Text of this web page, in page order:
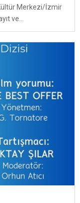
Merkezi/İzmir
ve...